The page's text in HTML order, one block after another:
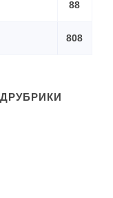
88
808